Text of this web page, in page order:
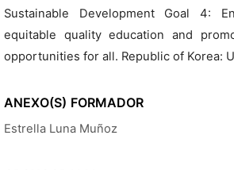
Sustainable Development Goal 4:
equitable quality education and
opportunities for all. Republic of Korea:
ANEXO(S) FORMADOR
Estrella Luna Muñoz